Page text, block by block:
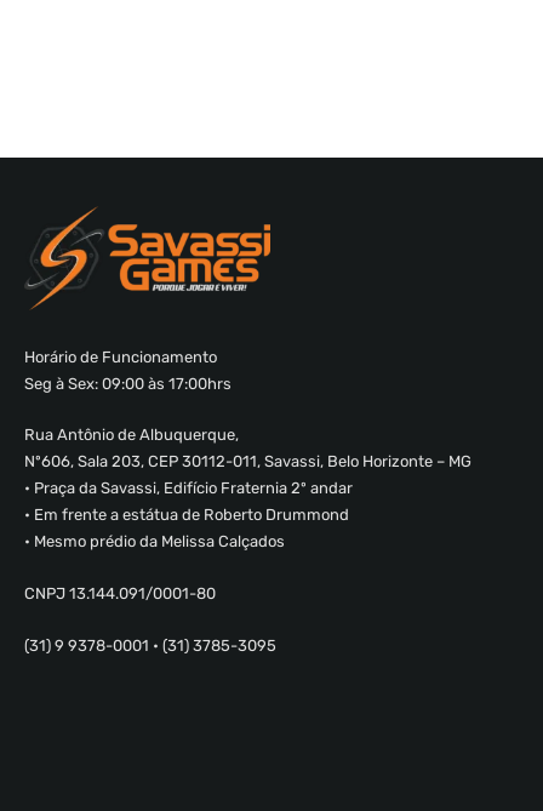
Horário de Funcionamento
Seg à Sex: 09:00 às 17:00hrs
Rua Antônio de Albuquerque,
Nº606, Sala 203, CEP 30112-011, Savassi, Belo Horizonte – MG
• Praça da Savassi, Edifício Fraternia 2º andar
• Em frente a estátua de Roberto Drummond
• Mesmo prédio da Melissa Calçados
CNPJ 13.144.091/0001-80
(31) 9 9378-0001 • (31) 3785-3095